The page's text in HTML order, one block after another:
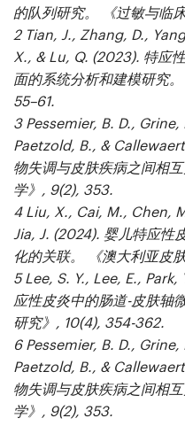
的队列研究。
《过敏与临
2 Tian, J., Zhang, D.,
X., & Lu, Q. (2023). 特应
面的系统分析和建模研究。
55–61.
3 Pessemier, B. D.,
Paetzold, B., &
物失调与皮肤疾病之间相
学》, 9(2), 353.
4 Liu, X., Cai, M., Chen,
Jia, J. (2024). 婴儿特应性
化的关联。
《澳大利亚皮
5Lee, S. Y., Lee, E.,
应性皮炎中的肠道-皮肤轴
研究》, 10(4), 354-362.
6 Pessemier, B. D.,
Paetzold, B., &
物失调与皮肤疾病之间相
学》, 9(2), 353.